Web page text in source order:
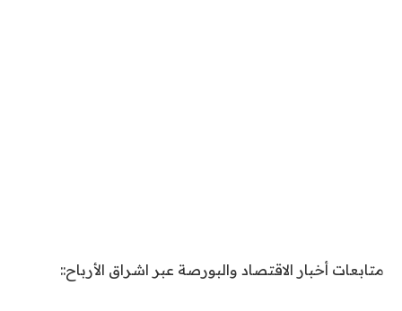
متابعات أخبار الاقتصاد والبورصة عبر اشراق الأرباح::